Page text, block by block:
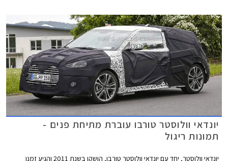
יונדאי וולוסטר טורבו עוברת מתיחת פנים -
תמונות ריגול
יונדאי וולוסטר, יחד עם יונדאי וולוסטר טורבו, הושקו בשנת 2011 והגיע זמנן